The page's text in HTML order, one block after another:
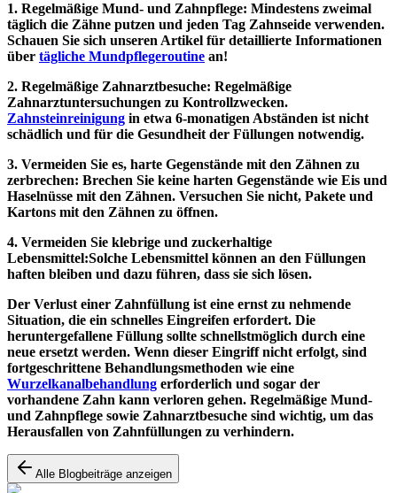
1. Regelmäßige Mund- und Zahnpflege: Mindestens zweimal
täglich die Zähne putzen und jeden Tag Zahnseide verwenden.
Schauen Sie sich unseren Artikel für detaillierte Informationen
über tägliche Mundpflegeroutine an!
2. Regelmäßige Zahnarztbesuche: Regelmäßige
Zahnarztuntersuchungen zu Kontrollzwecken.
Zahnsteinreinigung in etwa 6-monatigen Abständen ist nicht
schädlich und für die Gesundheit der Füllungen notwendig.
3. Vermeiden Sie es, harte Gegenstände mit den Zähnen zu
zerbrechen: Brechen Sie keine harten Gegenstände wie Eis und
Haselnüsse mit den Zähnen. Versuchen Sie nicht, Pakete und
Kartons mit den Zähnen zu öffnen.
4. Vermeiden Sie klebrige und zuckerhaltige
Lebensmittel:Solche Lebensmittel können an den Füllungen
haften bleiben und dazu führen, dass sie sich lösen.
Der Verlust einer Zahnfüllung ist eine ernst zu nehmende
Situation, die ein schnelles Eingreifen erfordert. Die
heruntergefallene Füllung sollte schnellstmöglich durch eine
neue ersetzt werden. Wenn dieser Eingriff nicht erfolgt, sind
fortgeschrittene Behandlungsmethoden wie eine
Wurzelkanalbehandlung erforderlich und sogar der
vorhandene Zahn kann verloren gehen. Regelmäßige Mund-
und Zahnpflege sowie Zahnarztbesuche sind wichtig, um das
Herausfallen von Zahnfüllungen zu verhindern.
Alle Blogbeiträge anzeigen